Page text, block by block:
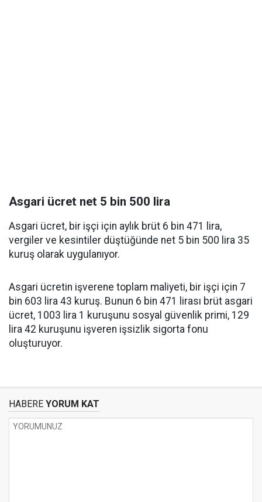
Asgari ücret net 5 bin 500 lira
Asgari ücret, bir işçi için aylık brüt 6 bin 471 lira,
vergiler ve kesintiler düştüğünde net 5 bin 500 lira 35
kuruş olarak uygulanıyor.
Asgari ücretin işverene toplam maliyeti, bir işçi için 7
bin 603 lira 43 kuruş. Bunun 6 bin 471 lirası brüt asgari
ücret, 1003 lira 1 kuruşunu sosyal güvenlik primi, 129
lira 42 kuruşunu işveren işsizlik sigorta fonu
oluşturuyor.
HABERE YORUM KAT